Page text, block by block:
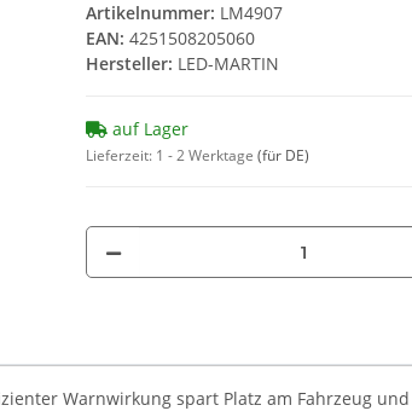
Artikelnummer: LM4907
EAN: 4251508205060
Hersteller: LED-MARTIN
auf Lager
Lieferzeit: 1 - 2 Werktage (für DE)
Warnwirkung spart Platz am Fahrzeug